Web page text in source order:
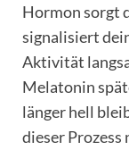
Hormon sorgt
signalisiert
Aktivität
Melatonin
länger hell
dieser Prozess